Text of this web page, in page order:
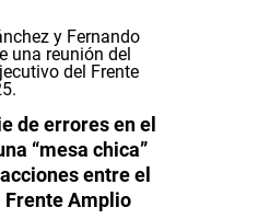
de errores en el
“mesa chica”
entre el
Frente Amplio